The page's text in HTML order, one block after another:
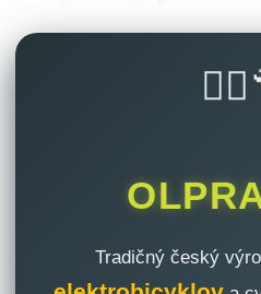
Tradičný český